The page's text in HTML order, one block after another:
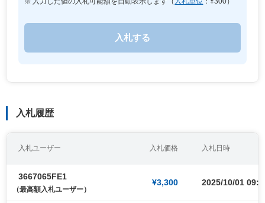
入札履歴
入札ユーザー 入札価格 入札日時
3667065FE1
（最高額入札ユーザー）
¥3,300 2025/10/01